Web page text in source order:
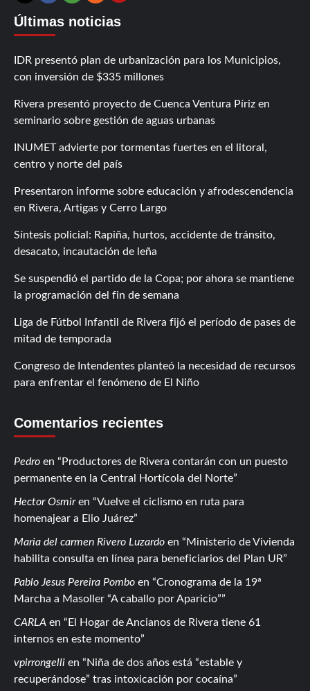
Últimas noticias
IDR presentó plan de urbanización para los Municipios,
con inversión de $335 millones
Rivera presentó proyecto de Cuenca Ventura Píriz en
seminario sobre gestión de aguas urbanas
INUMET advierte por tormentas fuertes en el litoral,
centro y norte del país
Presentaron informe sobre educación y afrodescendencia
en Rivera, Artigas y Cerro Largo
Síntesis policial: Rapiña, hurtos, accidente de tránsito,
desacato, incautación de leña
Se suspendió el partido de la Copa; por ahora se mantiene
la programación del fin de semana
Liga de Fútbol Infantil de Rivera fijó el período de pases de
mitad de temporada
Congreso de Intendentes planteó la necesidad de recursos
para enfrentar el fenómeno de El Niño
Comentarios recientes
Pedro en
Productores de Rivera contarán con un puesto
permanente en la Central Hortícola del Norte
Hector Osmiren
Vuelve el ciclismo en ruta para
homenajear a Elio Juárez
Maria del carmen Rivero Luzardo en
Ministerio de Vivienda
habilita consulta en línea para beneficiarios del Plan UR
Pablo Jesus Pereira Pombo en
Cronograma de la 19ª
Marcha a Masoller “A caballo por Aparicio”
CARLA en
El Hogar de Ancianos de Rivera tiene 61
internos en este momento
vpirrongelli en
Niña de dos años está “estable y
recuperándose” tras intoxicación por cocaína